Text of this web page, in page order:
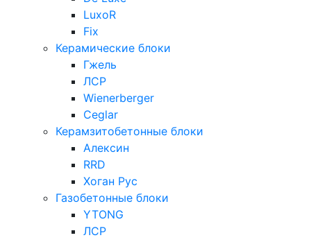
LuxoR
Fix
Керамические блоки
Гжель
ЛСР
Wienerberger
Ceglar
Керамзитобетонные блоки
Алексин
RRD
Хоган Рус
Газобетонные блоки
YTONG
ЛСР